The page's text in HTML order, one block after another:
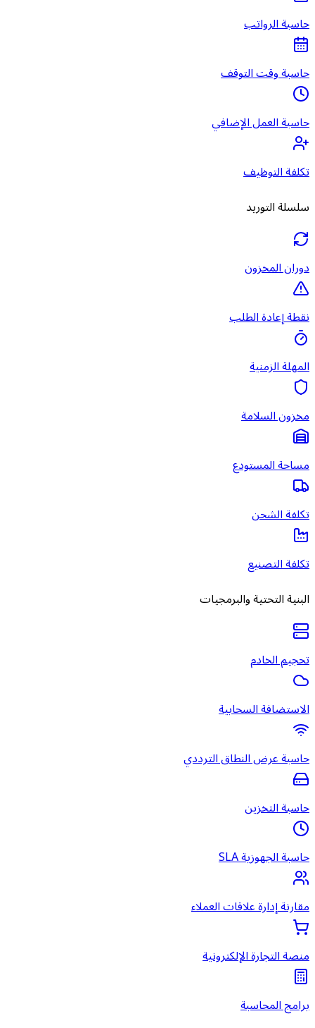
حاسبة الرواتب
حاسبة وقت التوقف
حاسبة العمل الإضافي
تكلفة التوظيف
سلسلة التوريد
دوران المخزون
نقطة إعادة الطلب
المهلة الزمنية
مخزون السلامة
مساحة المستودع
تكلفة الشحن
تكلفة التصنيع
البنية التحتية والبرمجيات
تحجيم الخادم
الاستضافة السحابية
حاسبة عرض النطاق الترددي
حاسبة التخزين
حاسبة الجهوزية SLA
مقارنة إدارة علاقات العملاء
منصة التجارة الإلكترونية
برامج المحاسبة